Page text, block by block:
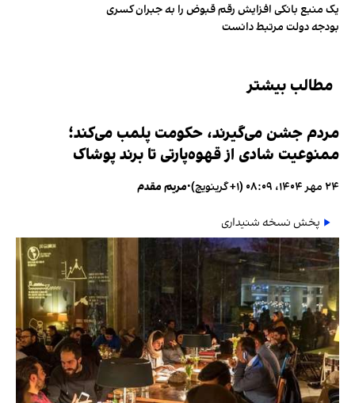
یک منبع بانکی افزایش رقم قبوض را به جبران کسری
بودجه دولت مرتبط دانست
مطالب بیشتر
مردم جشن می‌گیرند، حکومت پلمب می‌کند؛
ممنوعیت شادی از قهوه‌پارتی تا برند پوشاک
۲۴ مهر ۱۴۰۴، ۰۸:۰۹ (‎+۱ گرینویچ) •مریم مقدم
پخش نسخه شنیداری